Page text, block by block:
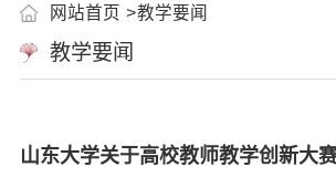
网站首页 教学要闻
教学要闻